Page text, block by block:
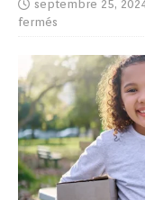
septembre 25,
fermés